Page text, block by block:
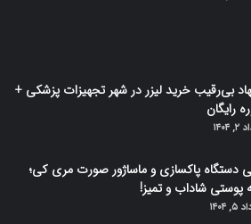
بی‌رقیب خرید لیزر در شهر تجهیزات پزشکی +
رایگان
دستگاه پاکسازی و ماساژور صورت مری کی؛
پوستی شاداب و تمیز!